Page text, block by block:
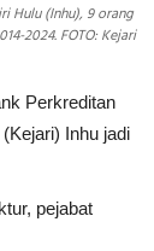
Hulu (Inhu), 9 orang
2024. FOTO: Kejari
Perkreditan
Inhu jadi
pejabat